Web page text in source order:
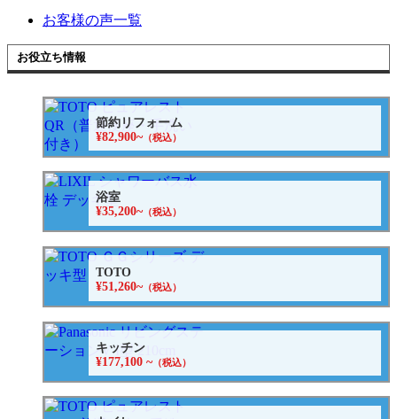
お客様の声一覧
お役立ち情報
節約リフォーム
¥82,900~（税込）
浴室
¥35,200~（税込）
TOTO
¥51,260~（税込）
キッチン
¥177,100 ~（税込）